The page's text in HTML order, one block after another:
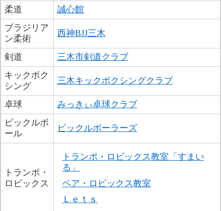
柔道
誠心館
ブラジリア
ン柔術
西神BJJ三木
剣道
三木市剣道クラブ
キックボク
シング
三木キックボクシングクラブ
卓球
みっきぃ卓球クラブ
ピックルボ
ール
ピックルボーラーズ
トランポ・
ロビックス
トランポ・ロビックス教室「すまい
る」
ペア・ロビックス教室
Ｌｅｔｓ